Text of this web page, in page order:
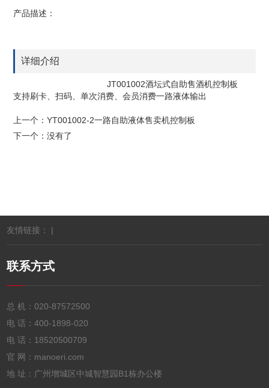
产品描述：
详细介绍
JT001002酒坛式自助售酒机控制板
支持刷卡、扫码、单次消费、会员消费一路液体输出
上一个： YT001002-2一路自助液体售卖机控制板
下一个：没有了
友情链接： |
联系方式
总 机：020-87572500
电 话：400-1898-020
电 话： 18520500709
官 网：manoeri.com
地 址：广州增城区中城智慧园B1栋办公楼